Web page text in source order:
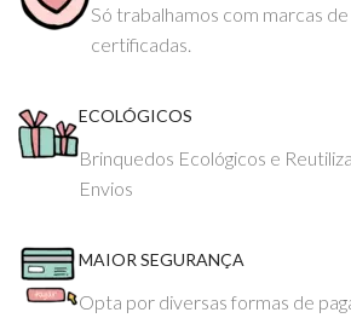
Só trabalhamos com marcas
certificadas.
ECOLÓGICOS
Brinquedos Ecológicos e
Envios
MAIOR SEGURANÇA
Opta por diversas formas de